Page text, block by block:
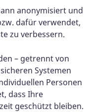
anonymisiert und
dafür verwendet,
zu verbessern.
– getrennt von
Systemen
Personen
dass Ihre
geschützt bleiben.